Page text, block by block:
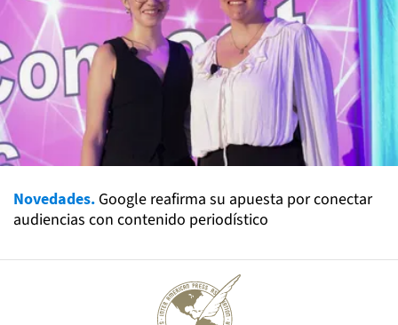
Novedades. Google reafirma su apuesta por conectar
audiencias con contenido periodístico